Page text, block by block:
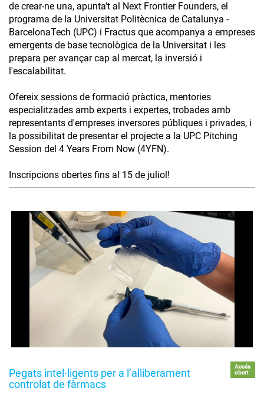
de crear-ne una, apunta't al Next Frontier Founders, el
programa de la Universitat Politècnica de Catalunya -
BarcelonaTech (UPC) i Fractus que acompanya a empreses
emergents de base tecnològica de la Universitat i les
prepara per avançar cap al mercat, la inversió i
l'escalabilitat.
Ofereix sessions de formació pràctica, mentories
especialitzades amb experts i expertes, trobades amb
representants d'empreses inversores públiques i privades, i
la possibilitat de presentar el projecte a la UPC Pitching
Session del 4 Years From Now (4YFN).
Inscripcions obertes fins al 15 de juliol!
Pegats intel·ligents per a l’alliberament
controlat de fàrmacs
Accés
obert